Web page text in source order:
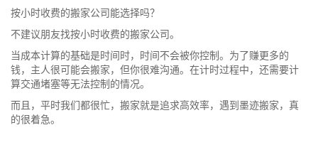
按小时收费的搬家公司能选择吗？
不建议朋友找按小时收费的搬家公司。
当成本计算的基础是时间时，时间不会被你控制。为了赚更多的
钱，主人很可能会搬家，但你很难沟通。在计时过程中，还需要计
算交通堵塞等无法控制的情况。
而且，平时我们都很忙，搬家就是追求高效率，遇到墨迹搬家，真
的很着急。